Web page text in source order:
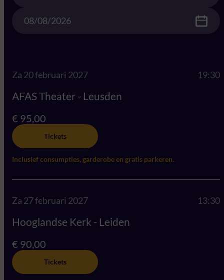
Za 20 februari 2027 19:30
AFAS Theater - Leusden
€ 95,00
Tickets
Inclusief consumpties, garderobe en gratis parkeren.
Za 27 februari 2027 13:30
Hooglandse Kerk - Leiden
€ 90,00
Tickets